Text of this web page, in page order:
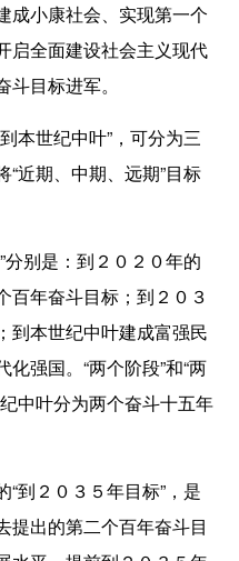
成小康社会、实现第一个
启全面建设社会主义现代
目标进军。
世纪中叶”，可分为三
近期、中期、远期”目标
别是：到２０２０年的
百年奋斗目标；到２０３
到本世纪中叶建成富强民
强国。“两个阶段”和“两
中叶分为两个奋斗十五年
２０３５年目标”，是
提出的第二个百年奋斗目